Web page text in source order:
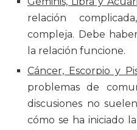
relación
compleja. Debe
la relación funcione.
Cáncer, Escorpio y
problemas de
discusiones no
cómo se ha iniciado